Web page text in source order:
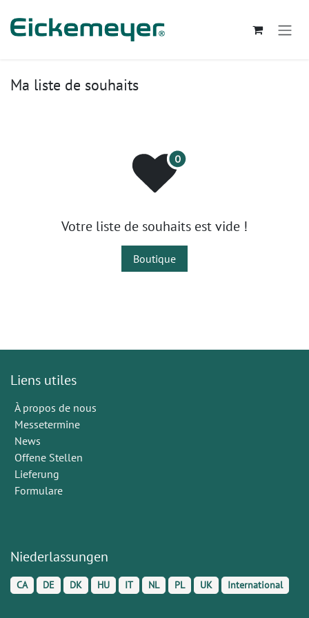
Ma liste de souhaits
Votre liste de souhaits est vide !
Boutique
Liens utiles
À propos de nous
Messetermine
News
Offene Stellen
Lieferung
Formulare
Niederlassungen
CA DE DK HU IT NL PL UK International